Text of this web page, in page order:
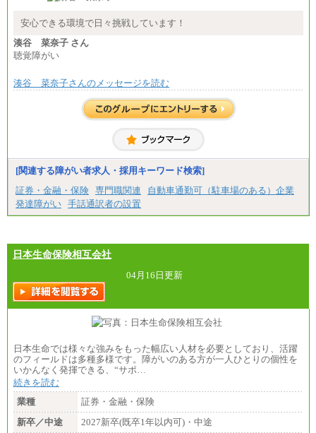
⑯月給185,000円以上
⑰月給237,000円以上
⑱月給212,000円以上
⑲東京：月給202,000 円以上 、京都：月給193,000 円
㉑月給185,000 円以上
㉒月給185,000 円以上
㉓月給224,500円以上
※全コース共通※ 能力・経験・勤務地などにより
異なります
※試用期間中も給与に変更はございません。
安心できる環境で日々挑戦しています！
湊谷 菜奈子 さん
聴覚障がい
湊谷 菜奈子さんのメッセージを読む
[関連する障がい者求人・採用キーワード検索]
証券・金融・保険 専門職関連
自動車通勤可（駐車場のある）企業
発達障がい 手話通訳者の設置
日本生命保険相互会社
04月16日更新
日本生命では様々な強みをもった幅広い人材を必要としており、活躍
のフィールドは多種多様です。障がいのある方が一人ひとりの個性を
いかんなく発揮できる、“サポ…
続きを読む
業種
証券・金融・保険
新卒／中途
2027新卒(既卒1年以内可)・中途